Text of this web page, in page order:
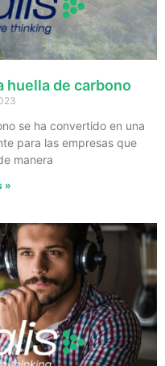
huella de carbono
se ha convertido en una
para las empresas que
manera
»